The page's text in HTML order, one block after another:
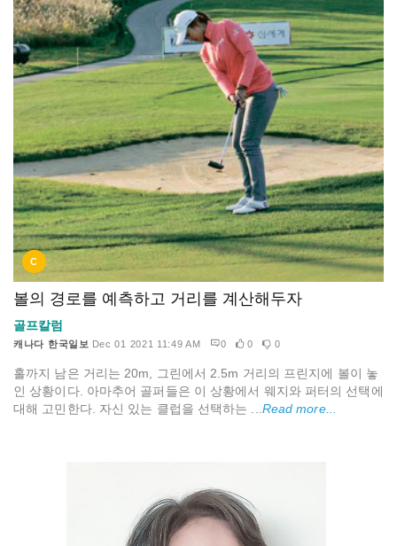
C
볼의 경로를 예측하고 거리를 계산해두자
골프칼럼
캐나다 한국일보 Dec 01 2021 11:49 AM 0 0 0
홀까지 남은 거리는 20m, 그린에서 2.5m 거리의 프린지에 볼이 놓
인 상황이다. 아마추어 골퍼들은 이 상황에서 웨지와 퍼터의 선택에
대해 고민한다. 자신 있는 클럽을 선택하는 ...Read more...